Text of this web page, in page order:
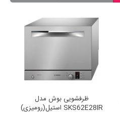
ظرفشویی بوش مدل
SKS62E28IR استیل(رومیزی)